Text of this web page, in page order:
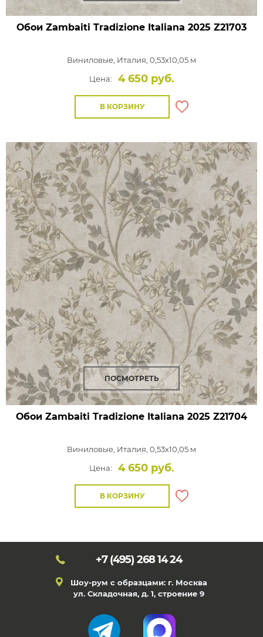
Обои Zambaiti Tradizione Italiana 2025 Z21703
Виниловые, Италия, 0,53x10,05 м
Цена:
4 650 руб.
В КОРЗИНУ
ПОСМОТРЕТЬ
Обои Zambaiti Tradizione Italiana 2025 Z21704
Виниловые, Италия, 0,53x10,05 м
Цена:
4 650 руб.
В КОРЗИНУ
+7 (495) 268 14 24
Шоу-рум с образцами: г. Москва
ул. Складочная, д. 1, строение 9